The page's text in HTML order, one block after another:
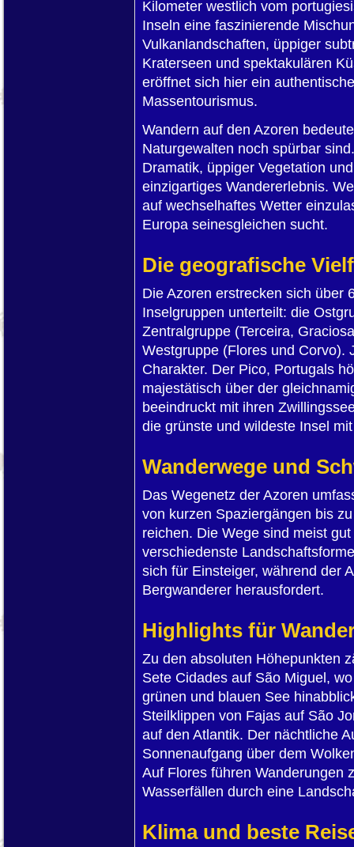
Kilometer westlich vom
Inseln eine faszinierende
Vulkanlandschaften, üppiger
Kraterseen und spektakulären
eröffnet sich hier ein
Massentourismus.
Wandern auf den Azoren
Naturgewalten noch spürbar
Dramatik, üppiger Vegetation
einzigartiges Wandererlebnis.
auf wechselhaftes Wetter
Europa seinesgleichen sucht.
Die geografische
Die Azoren erstrecken sich über
Inselgruppen unterteilt: die
Zentralgruppe (Terceira,
Westgruppe (Flores und Corvo).
Charakter. Der Pico, Portugals
majestätisch über der
beeindruckt mit ihren
die grünste und wildeste Insel
Wanderwege und
Das Wegenetz der Azoren
von kurzen Spaziergängen bis
reichen. Die Wege sind meist
verschiedenste
sich für Einsteiger, während der
Bergwanderer herausfordert.
Highlights für
Zu den absoluten Höhepunkten
Sete Cidades auf São Miguel,
grünen und blauen See
Steilklippen von Fajas auf São
auf den Atlantik. Der nächtliche
Sonnenaufgang über dem
Auf Flores führen Wanderungen
Wasserfällen durch eine
Klima und beste